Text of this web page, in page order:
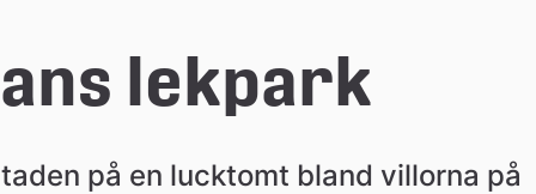
lekpark
på en lucktomt bland villorna på